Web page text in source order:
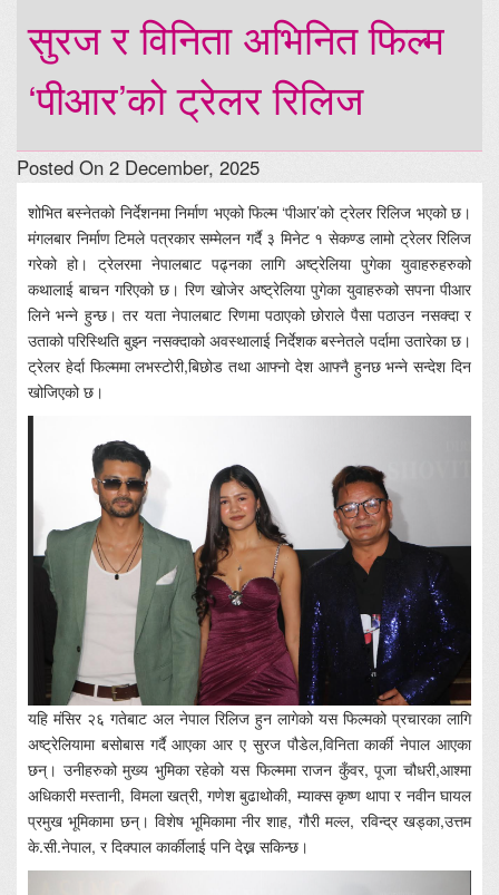
सुरज र विनिता अभिनित फिल्म
‘पीआर’को ट्रेलर रिलिज
Posted On 2 December, 2025
शोभित बस्नेतको निर्देशनमा निर्माण भएको फिल्म ‘पीआर’को ट्रेलर रिलिज भएको छ।
मंगलबार निर्माण टिमले पत्रकार सम्मेलन गर्दै ३ मिनेट १ सेकण्ड लामो ट्रेलर रिलिज
गरेको हो। ट्रेलरमा नेपालबाट पढ्नका लागि अष्ट्रेलिया पुगेका युवाहरुहरुको
कथालाई बाचन गरिएको छ। रिण खोजेर अष्ट्रेलिया पुगेका युवाहरुको सपना पीआर
लिने भन्ने हुन्छ। तर यता नेपालबाट रिणमा पठाएको छोराले पैसा पठाउन नसक्दा र
उताको परिस्थिति बुझ्न नसक्दाको अवस्थालाई निर्देशक बस्नेतले पर्दामा उतारेका छ।
ट्रेलर हेर्दा फिल्ममा लभस्टोरी,बिछोड तथा आफ्नो देश आफ्नै हुनछ भन्ने सन्देश दिन
खोजिएको छ।
यहि मंसिर २६ गतेबाट अल नेपाल रिलिज हुन लागेको यस फिल्मको प्रचारका लागि
अष्ट्रेलियामा बसोबास गर्दै आएका आर ए सुरज पौडेल,विनिता कार्की नेपाल आएका
छन्। उनीहरुको मुख्य भुमिका रहेको यस फिल्ममा राजन कुँवर, पूजा चौधरी,आश्मा
अधिकारी मस्तानी, विमला खत्री, गणेश बुढाथोकी, म्याक्स कृष्ण थापा र नवीन घायल
प्रमुख भूमिकामा छन्। विशेष भूमिकामा नीर शाह, गौरी मल्ल, रविन्द्र खड्का,उत्तम
के.सी.नेपाल, र दिक्पाल कार्कीलाई पनि देख्न सकिन्छ।